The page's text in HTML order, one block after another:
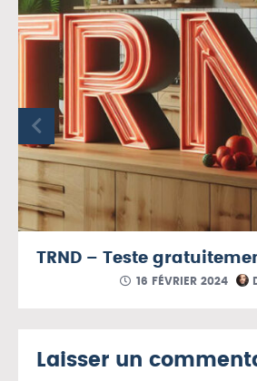
16 FÉVRIER 2024
Laisser un